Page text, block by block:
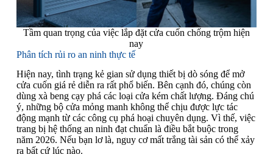
Tầm quan trọng của việc lắp đặt cửa cuốn chống trộm hiện
nay
Phân tích rủi ro an ninh thực tế
Hiện nay, tình trạng kẻ gian sử dụng thiết bị dò sóng để mở
cửa cuốn giá rẻ diễn ra rất phổ biến. Bên cạnh đó, chúng còn
dùng xà beng cạy phá các loại cửa kém chất lượng. Đáng chú
ý, những bộ cửa mỏng manh không thể chịu được lực tác
động mạnh từ các công cụ phá hoại chuyên dụng. Vì thế, việc
trang bị hệ thống an ninh đạt chuẩn là điều bắt buộc trong
năm 2026. Nếu bạn lơ là, nguy cơ mất trắng tài sản có thể xảy
ra bất cứ lúc nào.